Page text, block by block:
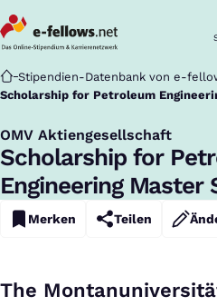
Startseite
Stipendien-Datenbank von e-
Scholarship for Petroleum
OMV Aktiengesellschaft
:
Scholarship for
Engineering Master
Merken Teilen
The